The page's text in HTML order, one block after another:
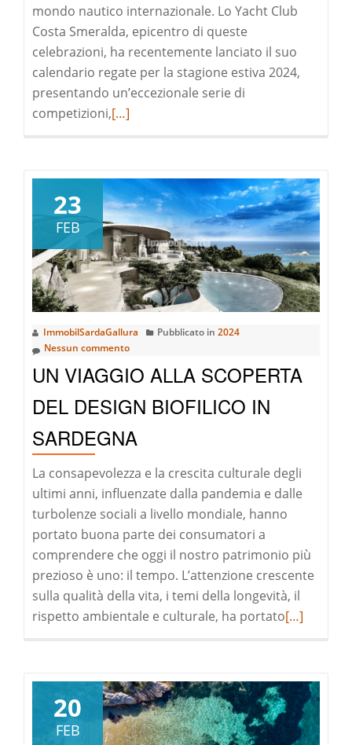
mondo nautico internazionale. Lo Yacht Club
Costa Smeralda, epicentro di queste
celebrazioni, ha recentemente lanciato il suo
calendario regate per la stagione estiva 2024,
presentando un’eccezionale serie di
competizioni,Leggi
riguardoVIVI
LE
ESPERIENZE
ESCLUSIVE
DELLA
STAGIONE
VELICA
2024
IN
GALLURA
[…]
23
FEB
ImmobilSardaGallura Pubblicato in 2024
Nessun commento
UN VIAGGIO ALLA SCOPERTA
DEL DESIGN BIOFILICO IN
SARDEGNA
La consapevolezza e la crescita culturale degli
ultimi anni, influenzate dalla pandemia e dalle
turbolenze sociali a livello mondiale, hanno
portato buona parte dei consumatori a
comprendere che oggi il nostro patrimonio più
prezioso è uno: il tempo. L’attenzione crescente
sulla qualità della vita, i temi della longevità, il
rispetto ambientale e culturale, ha portatoLeggi
VIAGGIO
ALLA
[…]
20
FEB